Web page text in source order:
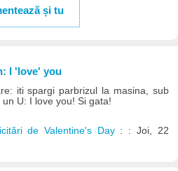
și tu
I 'love' you
iti spargi parbrizul la masina, sub
U: I love you! Si gata!
de Valentine's Day : : Joi, 22